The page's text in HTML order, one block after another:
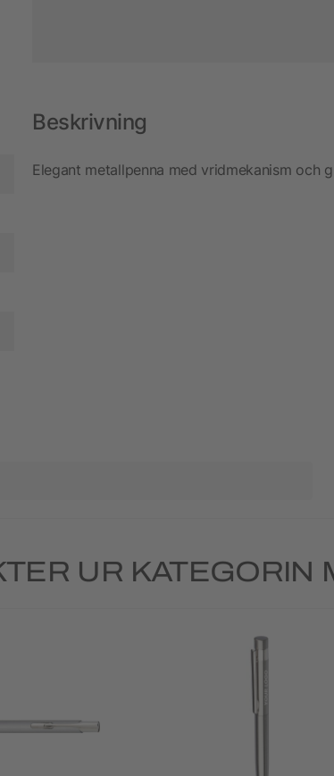
Beskrivning
Elegant metallpenna med vridmekanism och
UR KATEGORIN